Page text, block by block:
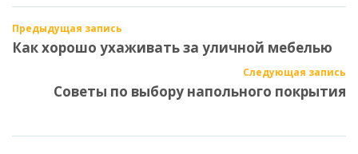
Предыдущая запись
Как хорошо ухаживать за уличной мебелью
Следующая запись
Советы по выбору напольного покрытия